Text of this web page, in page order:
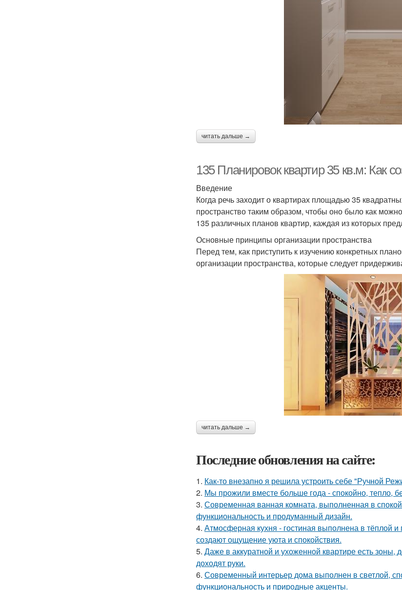
читать дальше →
135 Планировок квартир 35 кв.м: Как
Введение
Когда речь заходит о квартирах площадью 35
пространство таким образом, чтобы оно было как
135 различных планов квартир, каждая из которых
Основные принципы организации пространства
Перед тем, как приступить к изучению конкретных
организации пространства, которые следует
читать дальше →
Последние обновления на сайте:
1. Как-то внезапно я решила устроить себе "Ручной
2. Мы прожили вместе больше года - спокойно, тепло,
3. Современная ванная комната, выполненная в
функциональность и продуманный дизайн.
4. Атмосферная кухня - гостиная выполнена в тёплой и
создают ощущение уюта и спокойствия.
5. Даже в аккуратной и ухоженной квартире есть зоны,
доходят руки.
6. Современный интерьер дома выполнен в светлой,
функциональность и природные акценты.